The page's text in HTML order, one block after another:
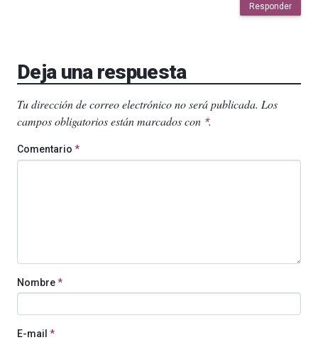
Responder
Deja una respuesta
Tu dirección de correo electrónico no será publicada. Los
campos obligatorios están marcados con *.
Comentario *
Nombre*
E-mail *